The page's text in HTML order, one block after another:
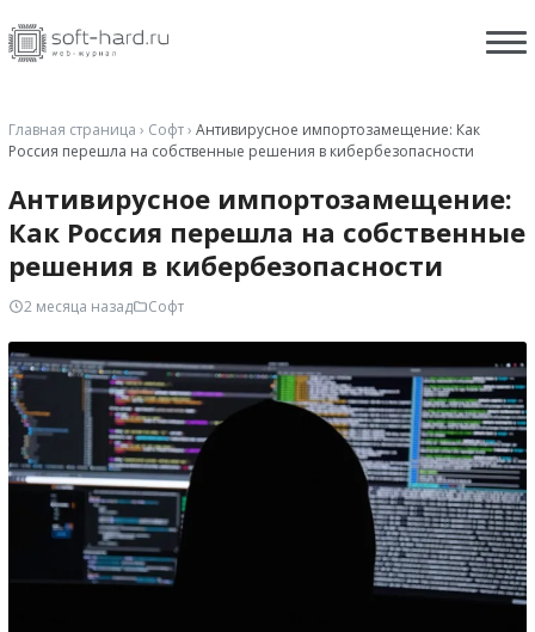
Главная страница › Софт› Антивирусное импортозамещение: Как
Россия перешла на собственные решения в кибербезопасности
Антивирусное импортозамещение:
Как Россия перешла на собственные
решения в кибербезопасности
2 месяца назад Софт